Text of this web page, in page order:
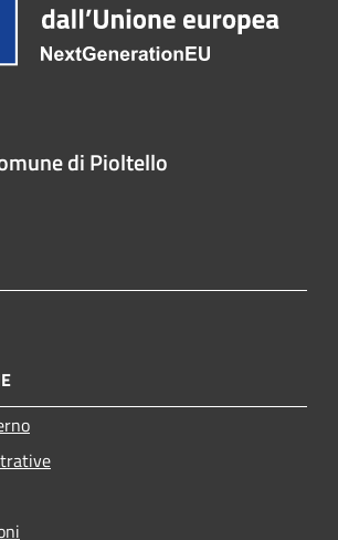
di Pioltello